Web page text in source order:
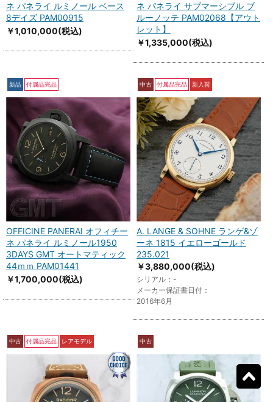
ネ パネライ ルミノール ベース
8デイズ PAM00915
￥1,010,000(税込)
ネ パネライ サブマーシブル ブ
ルーノッテ PAM02068【アウト
レット】
￥1,335,000(税込)
新品 付属品完品
OFFICINE PANERAI オフィチー
ネ パネライ ルミノール1950
3DAYS GMT オートマティック
44ｍｍ PAM01441
￥1,700,000(税込)
中古 付属品完品 新入荷
A. LANGE & SOHNE ランゲ&ゾ
ーネ 1815 イエローゴールド
235.021
￥3,880,000(税込)
シリアル：-
メーカー保証書日付：
2016年6月
中古 付属品完品 レアモデル 中古